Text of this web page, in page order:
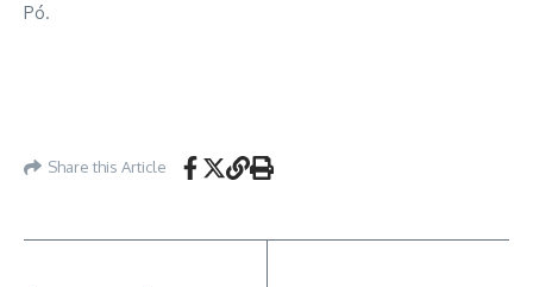
Pó.
Share this Article